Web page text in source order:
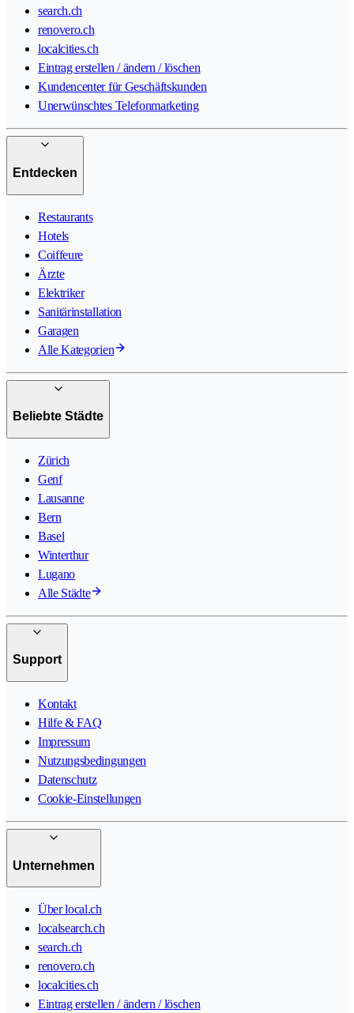
search.ch
renovero.ch
localcities.ch
Eintrag erstellen / ändern / löschen
Kundencenter für Geschäftskunden
Unerwünschtes Telefonmarketing
Entdecken
Restaurants
Hotels
Coiffeure
Ärzte
Elektriker
Sanitärinstallation
Garagen
Alle Kategorien
Beliebte Städte
Zürich
Genf
Lausanne
Bern
Basel
Winterthur
Lugano
Alle Städte
Support
Kontakt
Hilfe & FAQ
Impressum
Nutzungsbedingungen
Datenschutz
Cookie-Einstellungen
Unternehmen
Über local.ch
localsearch.ch
search.ch
renovero.ch
localcities.ch
Eintrag erstellen / ändern / löschen